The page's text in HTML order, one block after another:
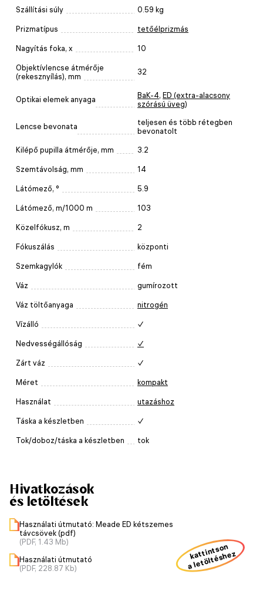
Szállítási súly 0.59 kg
Prizmatípus tetőélprizmás
Nagyítás foka, x 10
Objektívlencse átmérője
(rekesznyílás), mm
32
Optikai elemek anyaga BaK-4, ED (extra-alacsony
szórású üveg)
Lencse bevonata
teljesen és több rétegben
bevonatolt
Kilépő pupilla átmérője, mm 3.2
Szemtávolság, mm 14
Látómező, ° 5.9
Látómező, m/1000 m 103
Közelfókusz, m 2
Fókuszálás központi
Szemkagylók fém
Váz gumírozott
Váz töltőanyaga nitrogén
Vízálló ✓
Nedvességállóság ✓
Zárt váz ✓
Méret kompakt
Használat utazáshoz
Táska a készletben ✓
Tok/doboz/táska a készletben tok
Hivatkozások
és letöltések
Használati útmutató: Meade ED kétszemes
távcsövek (pdf)
(PDF, 1.43 Mb)
Használati útmutató
(PDF, 228.87 Kb)
kattintson
a letöltéshez